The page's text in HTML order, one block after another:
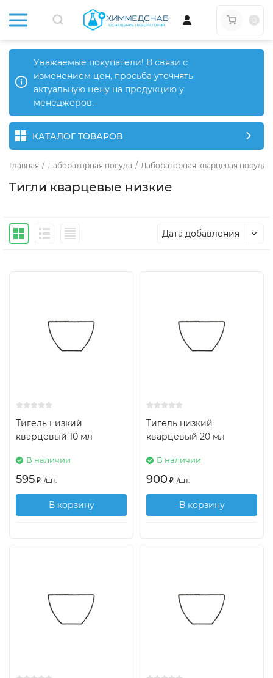
Уважаемые покупатели! В связи с
изменением цен, просьба уточнять
актуальную цену на продукцию у
менеджеров.
КАТАЛОГ ТОВАРОВ
Главная / Лабораторная посуда / Лабораторная кварцевая посуда
Тигли кварцевые низкие
Дата добавления
Тигель низкий
кварцевый 10 мл
В наличии
595 ₽ /шт.
В корзину
Тигель низкий
кварцевый 20 мл
В наличии
900 ₽ /шт.
В корзину